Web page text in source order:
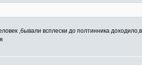
,бывали всплески до полтинника